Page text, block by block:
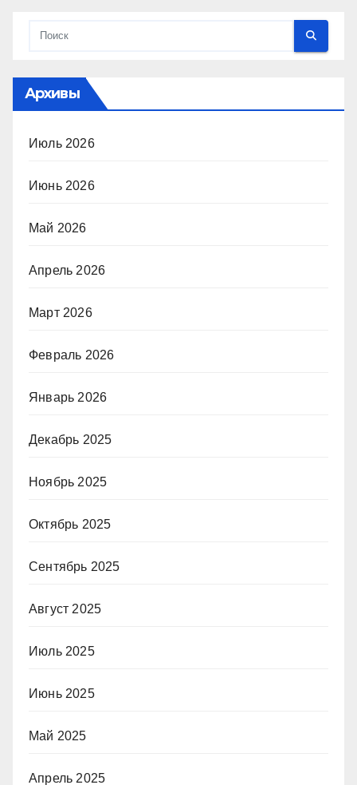
Архивы
Июль 2026
Июнь 2026
Май 2026
Апрель 2026
Март 2026
Февраль 2026
Январь 2026
Декабрь 2025
Ноябрь 2025
Октябрь 2025
Сентябрь 2025
Август 2025
Июль 2025
Июнь 2025
Май 2025
Апрель 2025